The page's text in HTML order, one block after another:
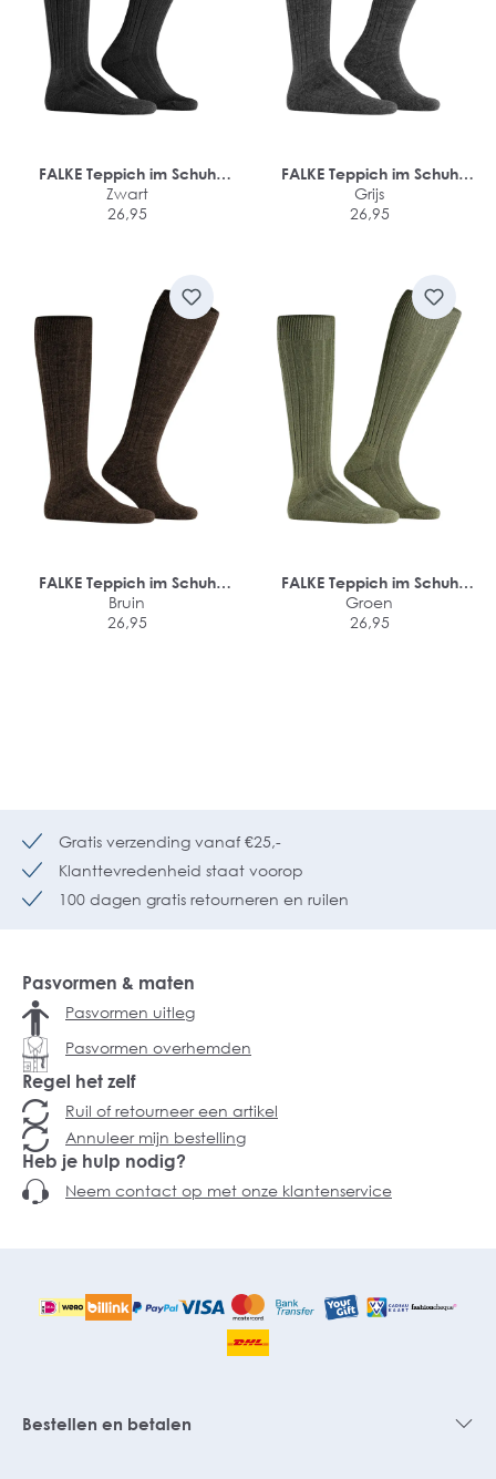
FALKE Teppich im Schuh
heren kniekousen
Zwart
26,95
FALKE Teppich im Schuh
heren kniekousen
Grijs
26,95
FALKE Teppich im Schuh
heren kniekousen
Bruin
26,95
FALKE Teppich im Schuh
heren kniekousen
Groen
26,95
Gratis verzending vanaf €25,-
Klanttevredenheid staat voorop
100 dagen gratis retourneren en ruilen
Pasvormen & maten
Pasvormen uitleg
Pasvormen overhemden
Regel het zelf
Ruil of retourneer een artikel
Annuleer mijn bestelling
Heb je hulp nodig?
Neem contact op met onze klantenservice
Bestellen en betalen